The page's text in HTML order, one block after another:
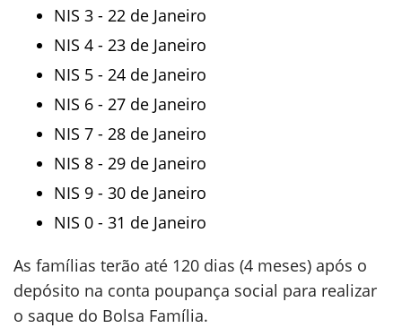
NIS 3 - 22 de Janeiro
NIS 4 - 23 de Janeiro
NIS 5 - 24 de Janeiro
NIS 6 - 27 de Janeiro
NIS 7 - 28 de Janeiro
NIS 8 - 29 de Janeiro
NIS 9 - 30 de Janeiro
NIS 0 - 31 de Janeiro
As famílias terão até 120 dias (4 meses) após o
depósito na conta poupança social para realizar
o saque do Bolsa Família.